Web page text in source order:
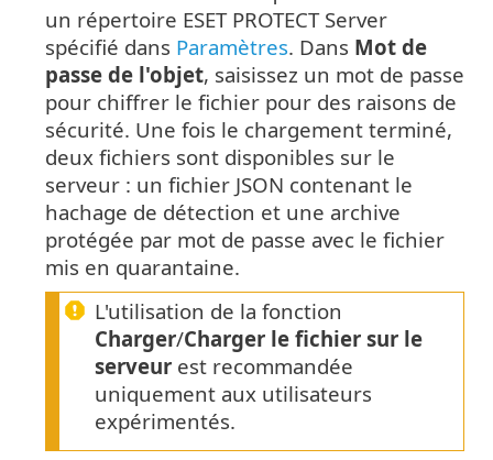
un répertoire ESET PROTECT Server
spécifié dans Paramètres. Dans Mot de
passe de l'objet, saisissez un mot de passe
pour chiffrer le fichier pour des raisons de
sécurité. Une fois le chargement terminé,
deux fichiers sont disponibles sur le
serveur : un fichier JSON contenant le
hachage de détection et une archive
protégée par mot de passe avec le fichier
mis en quarantaine.
L'utilisation de la fonction
Charger/Charger le fichier sur le
serveur est recommandée
uniquement aux utilisateurs
expérimentés.